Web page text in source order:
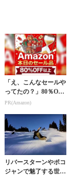
「え、こんなセールや
ってたの？」80％OFF
以上が続々登場！Am
PR(Amazon)
リバースターンやポコ
ジャンで魅了する世界